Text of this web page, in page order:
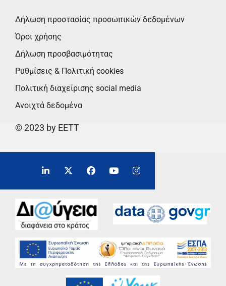
Δήλωση προστασίας προσωπικών δεδομένων
Όροι χρήσης
Δήλωση προσβασιμότητας
Ρυθμίσεις & Πολιτική cookies
Πολιτική διαχείρισης social media
Ανοιχτά δεδομένα
© 2023 by EETT